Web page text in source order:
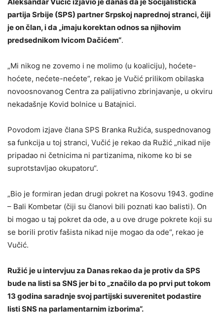
partija Srbije (SPS) partner Srpskoj naprednoj stranci, čiji
je on član, i da „imaju korektan odnos sa njihovim
predsednikom Ivicom Dačićem“.
„Mi nikog ne zovemo i ne molimo (u koaliciju), hoćete-
hoćete, nećete-nećete“, rekao je Vučić prilikom obilaska
novoosnovanog Centra za palijativno zbrinjavanje, u okviru
nekadašnje Kovid bolnice u Batajnici.
Povodom izjave člana SPS Branka Ružića, suspednovanog
sa funkcija u toj stranci, Vučić je rekao da Ružić „nikad nije
pripadao ni četnicima ni partizanima, nikome ko bi se
suprotstavljao okupatoru“.
„Bio je formiran jedan drugi pokret na Kosovu 1943. godine
– Bali Kombetar (čiji su članovi bili poznati kao balisti). On
bi mogao u taj pokret da ode, a u ove druge pokrete koji su
se borili protiv fašista nikad nije mogao da ode“, rekao je
Vučić.
Ružić je u intervjuu za Danas rekao da je protiv da SPS
bude na listi sa SNS jer bi to „značilo da po prvi put tokom
13 godina saradnje svoj partijski suverenitet podastire
listi SNS na parlamentarnim izborima“.